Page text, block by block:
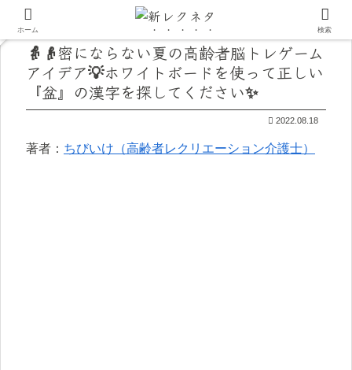
👵👴密にならない夏の高齢者脳トレゲーム
アイデア💡ホワイトボードを使って正しい
『盆』の漢字を探してください✨
2022.08.18
著者： ちびいけ（高齢者レクリエーション介護士）
ホーム 検索